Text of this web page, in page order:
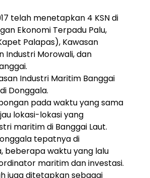
telah menetapkan 4 KSN di
Ekonomi Terpadu Palu,
Palapas), Kawasan
Industri Morowali, dan
Industri Maritim Banggai
Donggala.
pada waktu yang sama
lokasi-lokasi yang
maritim di Banggai Laut.
tepatnya di
beberapa waktu yang lalu
maritim dan investasi.
juga ditetapkan sebagai